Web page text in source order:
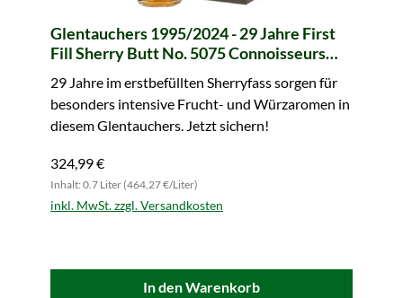
Glentauchers 1995/2024 - 29 Jahre First
Fill Sherry Butt No. 5075 Connoisseurs
29 Jahre im erstbefüllten Sherryfass sorgen für
besonders intensive Frucht- und Würzaromen in
diesem Glentauchers. Jetzt sichern!
324,99 €
Inhalt: 0.7 Liter (464,27 €/Liter)
inkl. MwSt. zzgl. Versandkosten
In den Warenkorb